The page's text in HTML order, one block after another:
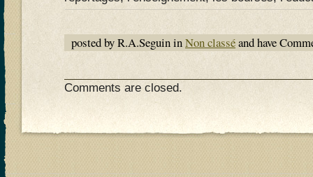
posted by R.A.Seguin inNon classéand have
Comments are closed.